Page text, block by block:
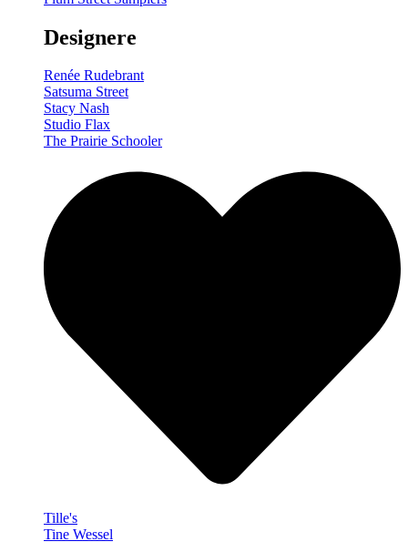
Designere
Renée Rudebrant
Satsuma Street
Stacy Nash
Studio Flax
The Prairie Schooler
Tille's
Tine Wessel